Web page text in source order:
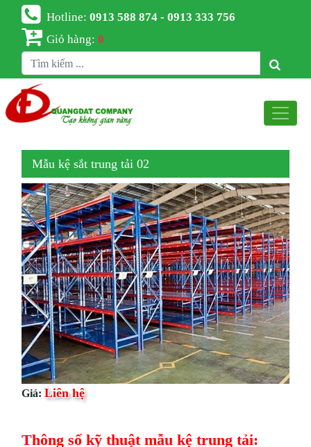
Hotline:0913 588 874 - 0913 333 756
Giỏ hàng:0
Mẫu kệ sắt trung tải 02
Giá: Liên hệ
Thông số kỹ thuật mẫu kệ trung tải: